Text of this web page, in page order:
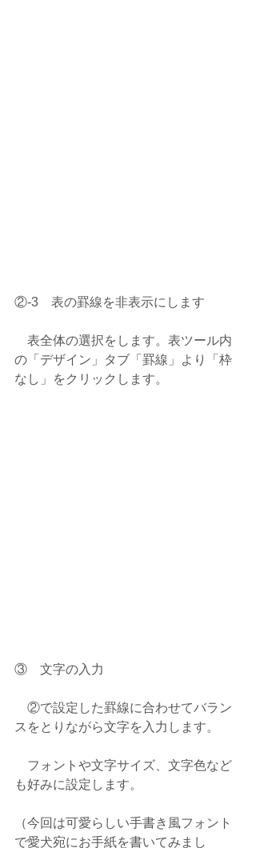
②-3　表の罫線を非表示にします
表全体の選択をします。表ツール内
の「デザイン」タブ「罫線」より「枠
なし」をクリックします。
③　文字の入力
②で設定した罫線に合わせてバラン
スをとりながら文字を入力します。
フォントや文字サイズ、文字色など
も好みに設定します。
（今回は可愛らしい手書き風フォント
で愛犬宛にお手紙を書いてみまし